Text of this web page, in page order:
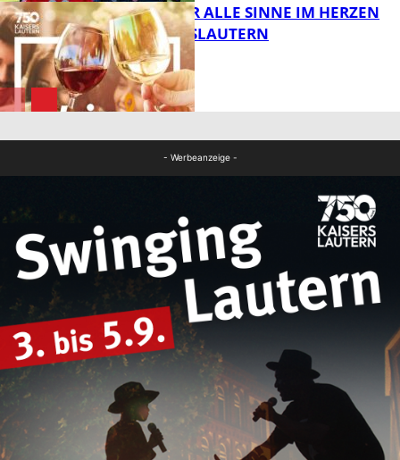
FB News
GENÜSSE FÜR ALLE SINNE IM HERZEN
VON KAISERSLAUTERN
- Werbeanzeige -